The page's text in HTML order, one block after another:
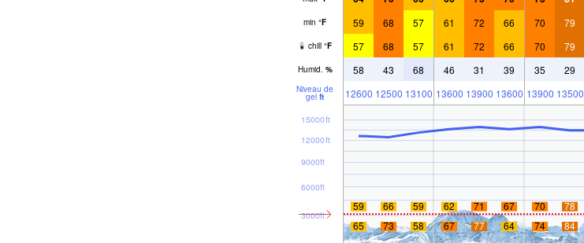
min °F 59 68 57 61 72 66 70 79
chill °F 57 68 57 61 72 66 70 79
Humid. % 58 43 68 46 31 39 35 29
Niveau de
gel ft 12600 12500 13100 13600 13900 13600 13900 13500
3000ft
6000ft
9000ft
12000ft
15000ft
59 66 59 62 71 67 70 78
65
73 58 67 77 64 74 84